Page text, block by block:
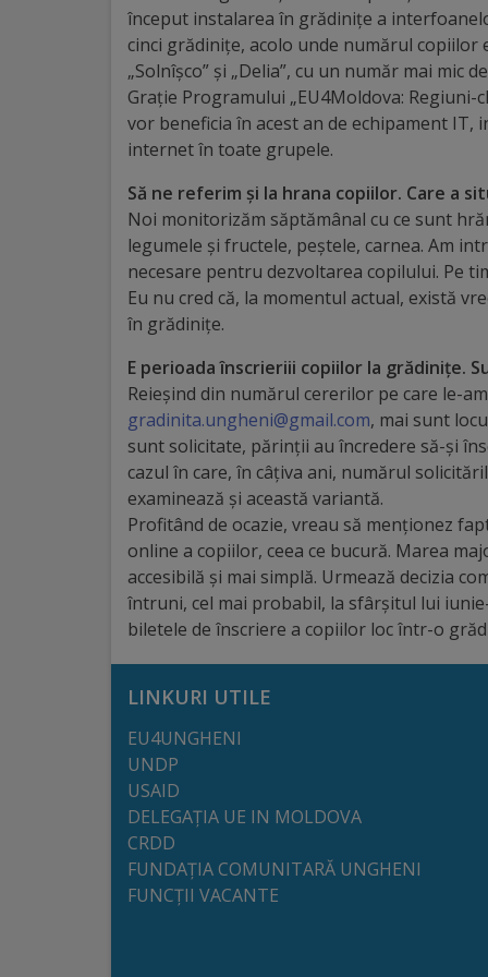
arhitecturale
Personalități
marcante
Sportivi
performanță
Orașul
imagini
Galerie
video
Galerii
Administrație
Primărie
Primar
Viceprimari
Organigrama
Aparatul
început instalarea în grădinițe a
cinci grădinițe, acolo unde numărul copiilor
„Solnîșco” și „Delia”, cu un număr mai mic
Grație Programului „EU4Moldova:
vor beneficia în acest an de echipament IT,
internet în toate grupele.
Să ne referim și la hrana copiilor. Care a
Noi monitorizăm săptămânal cu ce sunt
legumele și fructele, peștele, carnea. Am
necesare pentru dezvoltarea copilului. Pe
Eu nu cred că, la momentul actual, există
în grădinițe.
E perioada înscrieriii copiilor la grădinițe.
Reieșind din numărul cererilor pe care le-
gradinita.ungheni@gmail.com, mai sunt
sunt solicitate, părinții au încredere să-și
cazul în care, în câțiva ani, numărul
examinează și această variantă.
Profitând de ocazie, vreau să menționez
online a copiilor, ceea ce bucură. Marea
accesibilă și mai simplă. Urmează decizia
întruni, cel mai probabil, la sfârșitul lui
biletele de înscriere a copiilor loc într-o
LINKURI UTILE
EU4UNGHENI
UNDP
USAID
DELEGAȚIA UE IN MOLDOVA
CRDD
FUNDAȚIA COMUNITARĂ UNGHENI
FUNCȚII VACANTE